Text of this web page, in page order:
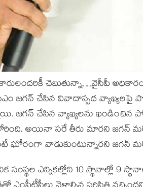
చెబుతున్నా…వైసీపీ
జగన్ చేసిన వివాదాస్పద వ్యాఖ్యలపై
జగన్ చేసిన వ్యాఖ్యలను
అయినా సరే తీరు మారని జగన్
ఘోరంగా వాడుకుంటున్నారని జగన్
సంస్థల ఎన్నికల్లోని 10 స్థానాల్లో 9